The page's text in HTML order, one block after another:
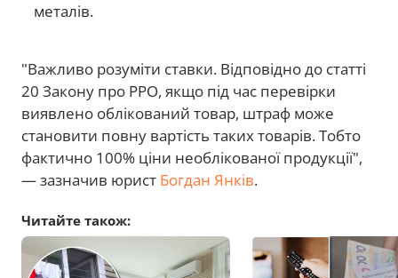
металів.
"Важливо розуміти ставки. Відповідно до статті
20 Закону про РРО, якщо під час перевірки
виявлено облікований товар, штраф може
становити повну вартість таких товарів. Тобто
фактично 100% ціни необлікованої продукції",
— зазначив юрист Богдан Янків.
Читайте також: